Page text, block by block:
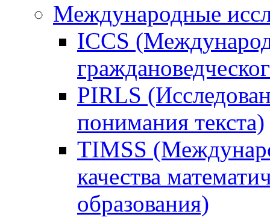
Международные
ICCS
PIRLS
понимания текста)
TIMSS
качества
образования)